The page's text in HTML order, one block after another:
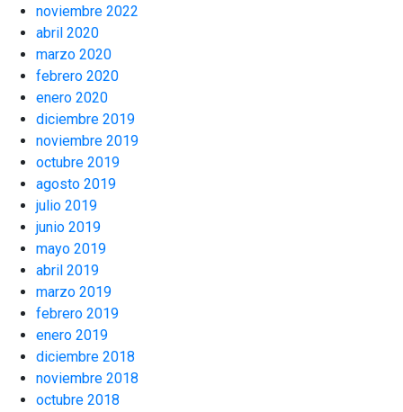
noviembre 2022
abril 2020
marzo 2020
febrero 2020
enero 2020
diciembre 2019
noviembre 2019
octubre 2019
agosto 2019
julio 2019
junio 2019
mayo 2019
abril 2019
marzo 2019
febrero 2019
enero 2019
diciembre 2018
noviembre 2018
octubre 2018